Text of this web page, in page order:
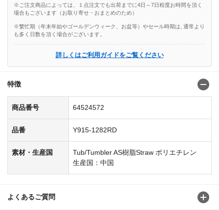
※ご注文商品によっては、１点注文でも出荷までに4日～7日程度お時間を頂く
場合もございます（お取り寄せ・おまとめのため）
※繁忙期（年末年始やゴールデンウィーク、お盆等）やセール時期は, 通常より
も多く日数を頂く場合がございます。
詳しくはご利用ガイドをご覧ください
特徴
商品番号 64524572
品番 Y915-1282RD
素材・生産国
Tub/Tumbler AS樹脂Straw ポリエチレン
生産国：中国
よくあるご質問